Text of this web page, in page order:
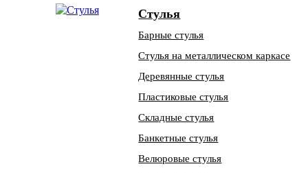
Стулья
Барные стулья
Стулья на металлическом каркасе
Деревянные стулья
Пластиковые стулья
Складные стулья
Банкетные стулья
Велюровые стулья